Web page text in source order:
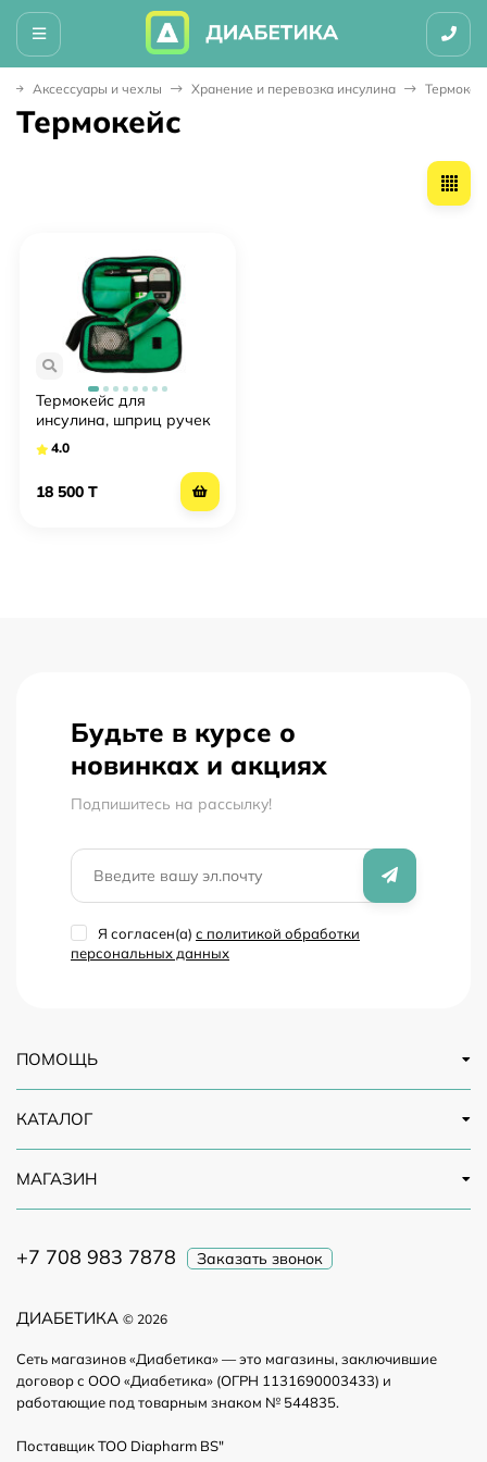
Аксессуары и чехлы Хранение и перевозка инсулина
Термокейс
Термокейс для
инсулина, шприц ручек
Диабет-аксессуар
4.0
18 500 T
Будьте в курсе о
новинках и акциях
Подпишитесь на рассылкy!
Я согласен(a) с политикой обработки
персональных данных
ДИАБЕТИКА © 2026
Сеть магазинов «Диабетика» — это магазины, заключившие
договор с ООО «Диабетика» (ОГРН 1131690003433) и
работающие под товарным знаком № 544835.
Поставщик ТОО Diapharm BS"
ПОМОЩЬ
КАТАЛОГ
МАГАЗИН
+7 708 983 7878 Заказать звонок